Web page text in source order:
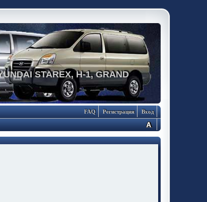
STAREX, H-1, GRAND
Вход
Регистрация
FAQ